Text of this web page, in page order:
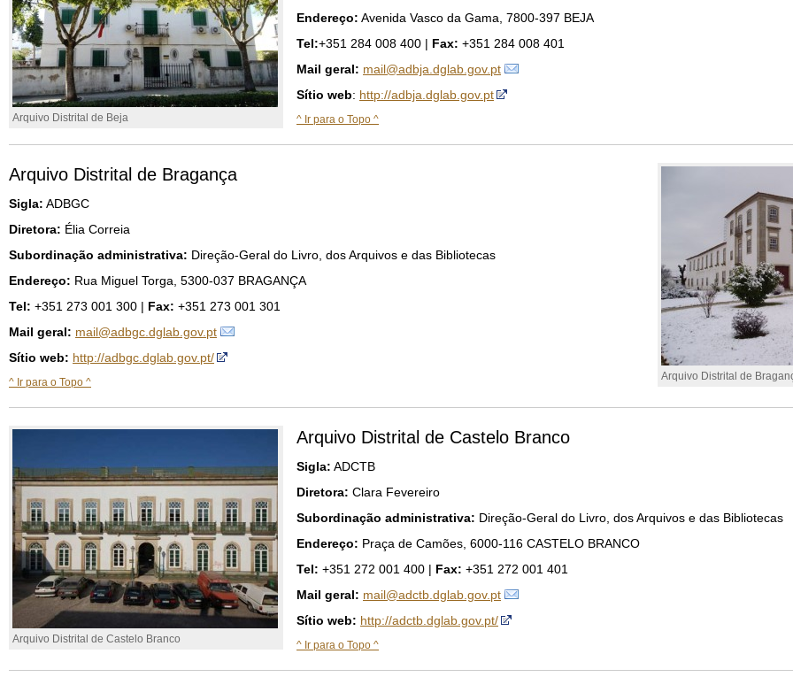
Arquivo Distrital de Beja
Endereço: Avenida Vasco da Gama, 7800-397 BEJA
Tel:+351 284 008 400 | Fax: +351 284 008 401
Mail geral: mail@adbja.dglab.gov.pt
Sítio web: http://adbja.dglab.gov.pt
^ Ir para o Topo ^
Arquivo Distrital de
Arquivo Distrital de Bragança
Sigla: ADBGC
Diretora: Élia Correia
Subordinação administrativa: Direção-Geral do Livro, dos Arquivos e das Bibliotecas
Endereço: Rua Miguel Torga, 5300-037 BRAGANÇA
Tel: +351 273 001 300 | Fax: +351 273 001 301
Mail geral: mail@adbgc.dglab.gov.pt
Sítio web: http://adbgc.dglab.gov.pt/
^ Ir para o Topo ^
Arquivo Distrital de Castelo Branco
Arquivo Distrital de Castelo Branco
Sigla: ADCTB
Diretora: Clara Fevereiro
Subordinação administrativa: Direção-Geral do Livro, dos Arquivos e das Bibliotecas
Endereço: Praça de Camões, 6000-116 CASTELO BRANCO
Tel: +351 272 001 400 | Fax: +351 272 001 401
Mail geral: mail@adctb.dglab.gov.pt
Sítio web: http://adctb.dglab.gov.pt/
^ Ir para o Topo ^